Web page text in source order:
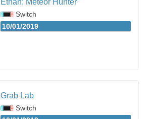
Ethan: Meteor Hunter
Switch
10/01/2019
Grab Lab
Switch